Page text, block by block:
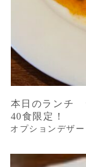
本日のランチ
40食限定！
オプションデザ